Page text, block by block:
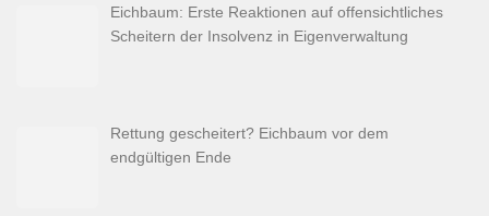
Eichbaum: Erste Reaktionen auf offensichtliches
Scheitern der Insolvenz in Eigenverwaltung
Rettung gescheitert? Eichbaum vor dem
endgültigen Ende